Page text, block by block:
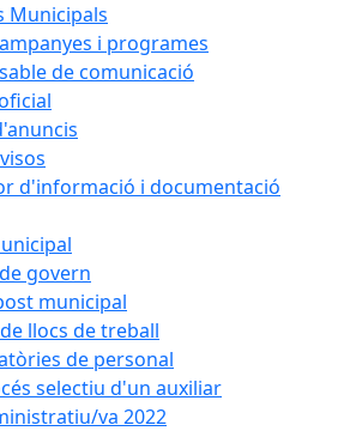
Municipals
i programes
de comunicació
d'informació i documentació
govern
municipal
llocs de treball
de personal
selectiu d'un auxiliar
va 2022